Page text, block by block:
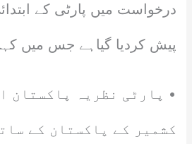
درخواست میں پارٹی کے
پیش کردیا گیاہے جس میں
• پارٹی نظریہ پاکستان
کشمیر کے پاکستان کے